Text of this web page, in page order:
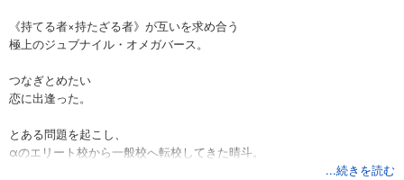
《持てる者×持たざる者》が互いを求め合う
極上のジュブナイル・オメガバース。
つなぎとめたい
恋に出逢った。
とある問題を起こし、
αのエリート校から一般校へ転校してきた晴斗。
...続きを読む